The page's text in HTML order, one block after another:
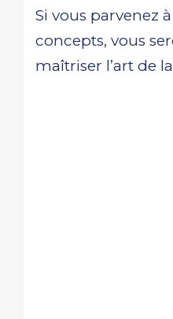
Si vous parvenez
concepts, vous
maîtriser l’art de